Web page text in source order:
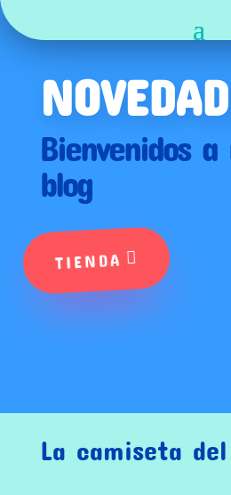
Bienvenidos
blog
TIENDA
La camiseta